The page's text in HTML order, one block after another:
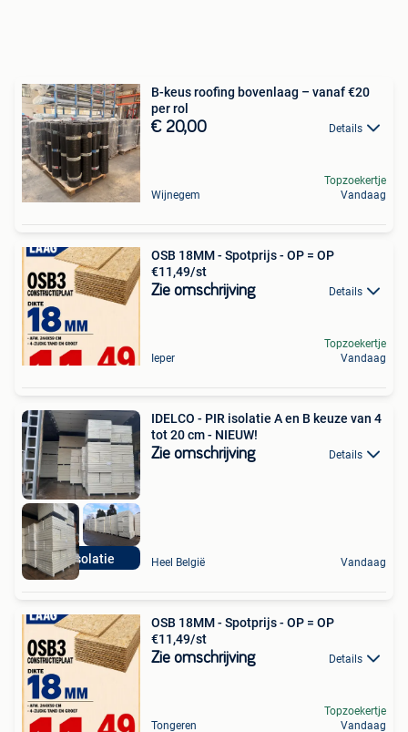
B-keus roofing bovenlaag – vanaf €20
per rol
€ 20,00 Details
Wijnegem
Topzoekertje
Vandaag
OSB 18MM - Spotprijs - OP = OP
€11,49/st
Zie omschrijving Details
Ieper
Topzoekertje
Vandaag
PIR isolatie
IDELCO - PIR isolatie A en B keuze van 4
tot 20 cm - NIEUW!
Zie omschrijving Details
Heel België Vandaag
OSB 18MM - Spotprijs - OP = OP
€11,49/st
Zie omschrijving Details
Tongeren
Topzoekertje
Vandaag